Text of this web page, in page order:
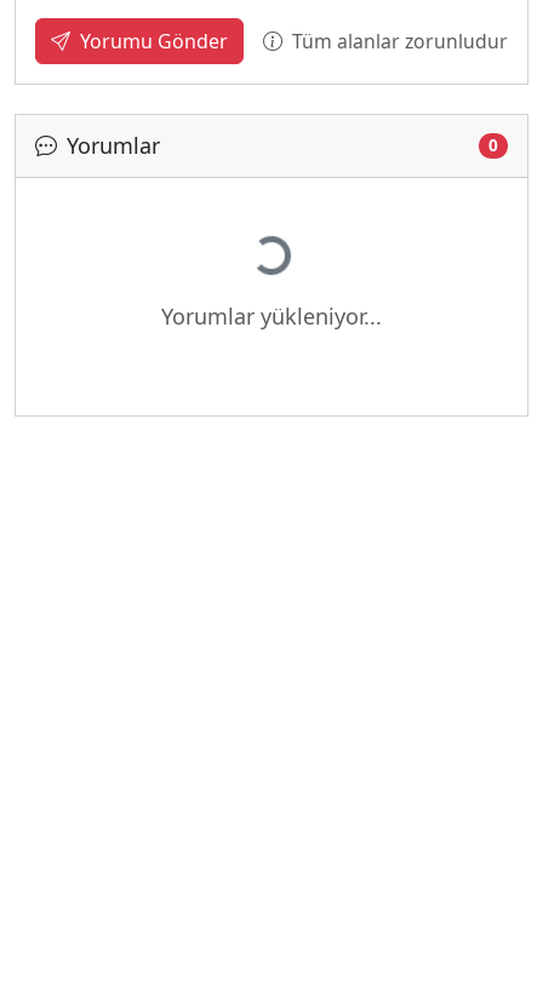
Yorumu Gönder Tüm alanlar zorunludur
Yorumlar 0
Yükleniyor...
Yorumlar yükleniyor...